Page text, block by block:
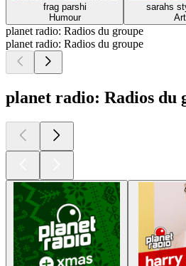
frag parshi
Humour
sarahs
planet radio: Radios du groupe
planet radio: Radios du groupe
planet radio: Radios du